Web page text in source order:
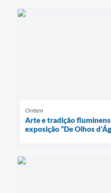
Ontem
Arte e tradição
exposição “De Olhos